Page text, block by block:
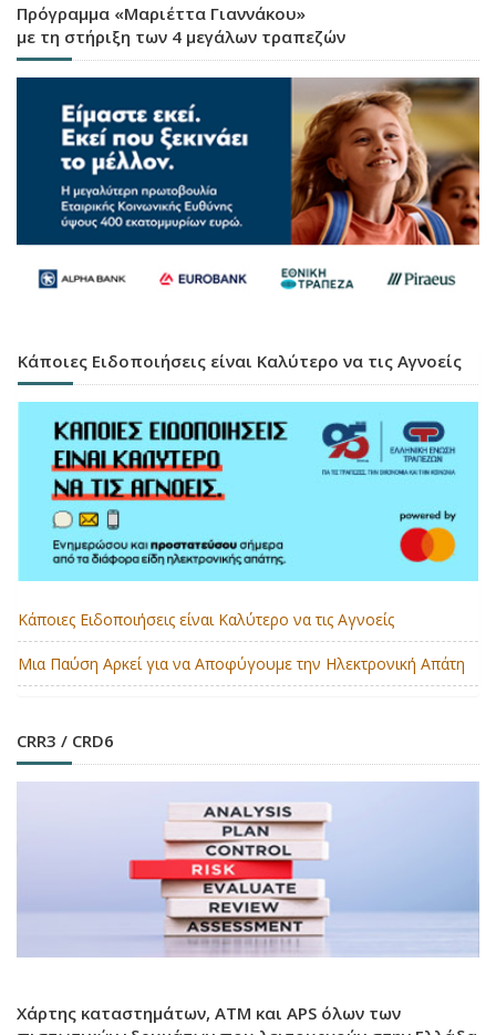
Πρόγραμμα «Μαριέττα Γιαννάκου»
με τη στήριξη των 4 μεγάλων τραπεζών
Κάποιες Ειδοποιήσεις είναι Καλύτερο να τις Αγνοείς
Κάποιες Ειδοποιήσεις είναι Καλύτερο να τις Αγνοείς
Μια Παύση Αρκεί για να Αποφύγουμε την Ηλεκτρονική Απάτη
CRR3 / CRD6
Χάρτης καταστημάτων, ATM και APS όλων των